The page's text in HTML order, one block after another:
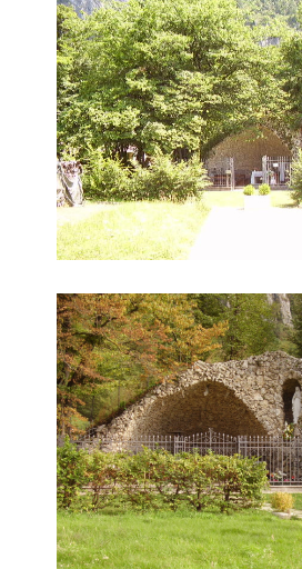
Grotta della Madonna di Lourdes